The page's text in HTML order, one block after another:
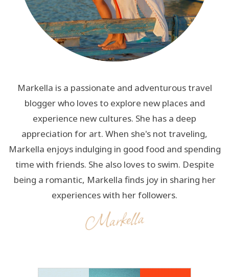
Markella is a passionate and adventurous travel
blogger who loves to explore new places and
experience new cultures. She has a deep
appreciation for art. When she's not traveling,
Markella enjoys indulging in good food and spending
time with friends. She also loves to swim. Despite
being a romantic, Markella finds joy in sharing her
experiences with her followers.